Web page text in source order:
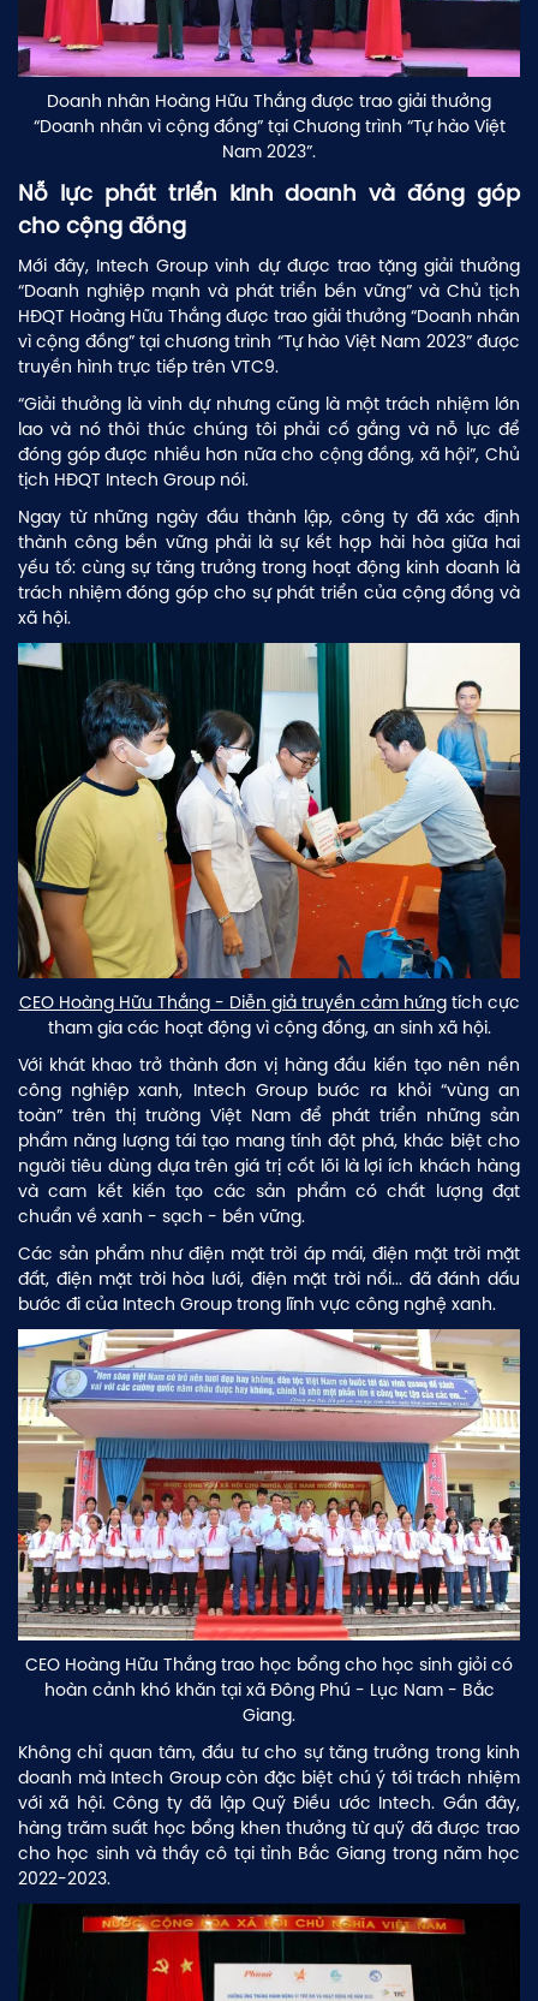
Doanh nhân Hoàng Hữu Thắng được trao giải thưởng
“Doanh nhân vì cộng đồng” tại Chương trình “Tự hào Việt
Nam 2023”.
Nỗ lực phát triển kinh doanh và đóng góp
cho cộng đồng
Mới đây, Intech Group vinh dự được trao tặng giải thưởng
“Doanh nghiệp mạnh và phát triển bền vững” và Chủ tịch
HĐQT Hoàng Hữu Thắng được trao giải thưởng “Doanh nhân
vì cộng đồng” tại chương trình “Tự hào Việt Nam 2023” được
truyền hình trực tiếp trên VTC9.
“Giải thưởng là vinh dự nhưng cũng là một trách nhiệm lớn
lao và nó thôi thúc chúng tôi phải cố gắng và nỗ lực để
đóng góp được nhiều hơn nữa cho cộng đồng, xã hội”, Chủ
tịch HĐQT Intech Group nói.
Ngay từ những ngày đầu thành lập, công ty đã xác định
thành công bền vững phải là sự kết hợp hài hòa giữa hai
yếu tố: cùng sự tăng trưởng trong hoạt động kinh doanh là
trách nhiệm đóng góp cho sự phát triển của cộng đồng và
xã hội.
CEO Hoàng Hữu Thắng - Diễn giả truyền cảm hứngtích cực
tham gia các hoạt động vì cộng đồng, an sinh xã hội.
Với khát khao trở thành đơn vị hàng đầu kiến tạo nên nền
công nghiệp xanh, Intech Group bước ra khỏi “vùng an
toàn” trên thị trường Việt Nam để phát triển những sản
phẩm năng lượng tái tạo mang tính đột phá, khác biệt cho
người tiêu dùng dựa trên giá trị cốt lõi là lợi ích khách hàng
và cam kết kiến tạo các sản phẩm có chất lượng đạt
chuẩn về xanh - sạch - bền vững.
Các sản phẩm như điện mặt trời áp mái, điện mặt trời mặt
đất, điện mặt trời hòa lưới, điện mặt trời nổi... đã đánh dấu
bước đi của Intech Group trong lĩnh vực công nghệ xanh.
CEO Hoàng Hữu Thắng trao học bổng cho học sinh giỏi có
hoàn cảnh khó khăn tại xã Đông Phú - Lục Nam - Bắc
Giang.
Không chỉ quan tâm, đầu tư cho sự tăng trưởng trong kinh
doanh mà Intech Group còn đặc biệt chú ý tới trách nhiệm
với xã hội. Công ty đã lập Quỹ Điều ước Intech. Gần đây,
hàng trăm suất học bổng khen thưởng từ quỹ đã được trao
cho học sinh và thầy cô tại tỉnh Bắc Giang trong năm học
2022-2023.